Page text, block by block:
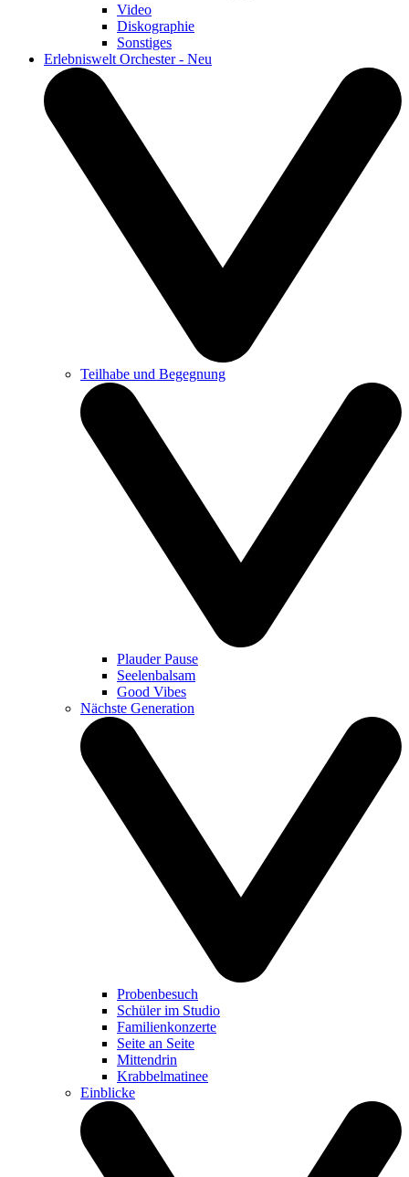
Video
Diskographie
Sonstiges
Erlebniswelt Orchester - Neu
Teilhabe und Begegnung
Plauder Pause
Seelenbalsam
Good Vibes
Nächste Generation
Probenbesuch
Schüler im Studio
Familienkonzerte
Seite an Seite
Mittendrin
Krabbelmatinee
Einblicke